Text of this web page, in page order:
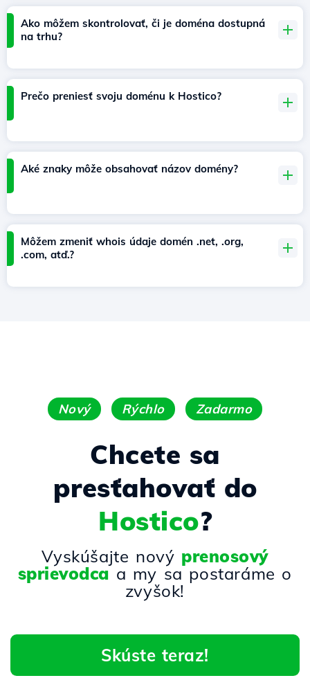
Ako môžem skontrolovať, či je doména dostupná
na trhu?
Prečo preniesť svoju doménu k Hostico?
Aké znaky môže obsahovať názov domény?
Môžem zmeniť whois údaje domén .net, .org,
.com, atď.?
Nový Rýchlo Zadarmo
Chcete sa
presťahovať do
Hostico?
Vyskúšajte nový prenosový
sprievodca a my sa postaráme o
zvyšok!
Skúste teraz!